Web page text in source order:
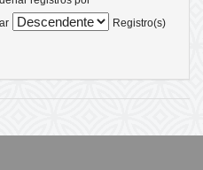
Registro(s)